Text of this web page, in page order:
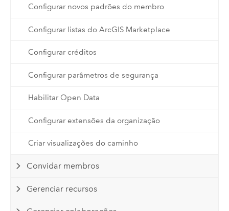
Configurar novos padrões do membro
Configurar listas do ArcGIS Marketplace
Configurar créditos
Configurar parâmetros de segurança
Habilitar Open Data
Configurar extensões da organização
Criar visualizações do caminho
Convidar membros
Gerenciar recursos